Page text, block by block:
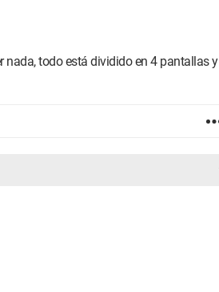
nada, todo está dividido en 4 pantallas y